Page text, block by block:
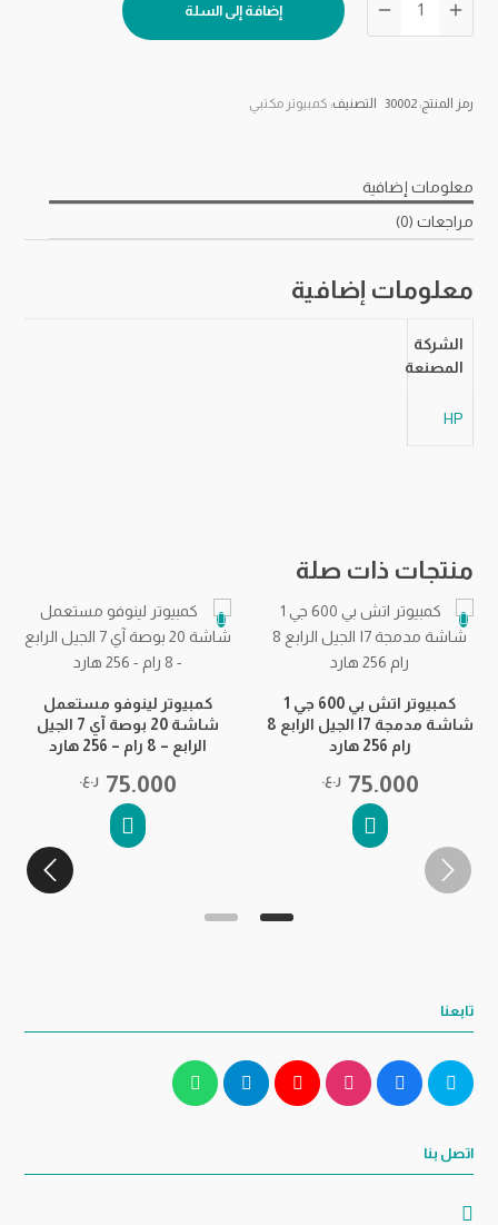
كمبيوتر
بي
الجيل
الرابع
-
جيجا
هارد
إضافة إلى السلة
رمز المنتج:30002 التصنيف: كمبيوتر مكتبي
معلومات إضافية
مراجعات (0)
معلومات إضافية
الشركة
المصنعة
HP
منتجات ذات صلة
كمبيوتر اتش بي 600 جي 1
شاشة مدمجة I7 الجيل الرابع 8
رام 256 هارد
75.000 ر.ع.
كمبيوتر لينوفو مستعمل
شاشة 20 بوصة آي 7 الجيل
الرابع – 8 رام – 256 هارد
75.000 ر.ع.
تابعنا
اتصل بنا